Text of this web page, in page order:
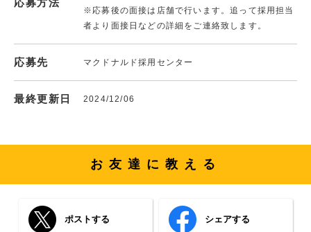
応募方法
※応募後の面接は店舗で行います。追って採用担当
者より面接日などの詳細をご連絡致します。
応募先 マクドナルド採用センター
最終更新日 2024/12/06
お友達に教える
ポストする シェアする